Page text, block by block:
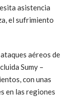
asistencia
el sufrimiento
aéreos de
Sumy –
con unas
en las regiones